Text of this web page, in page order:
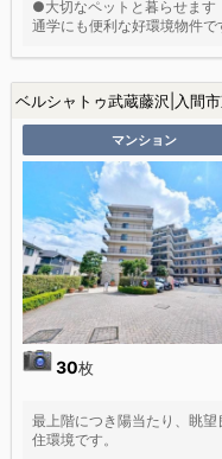
●大切なペットと暮らせます
通学にも便利な好環境物件で
ベルシャトゥ武蔵藤沢|入間
マンション
30枚
最上階につき陽当たり、眺
住環境です。